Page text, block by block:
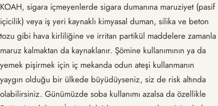
KOAH, sigara içmeyenlerde sigara dumanına maruziyet (pasif
içicilik) veya iş yeri kaynaklı kimyasal duman, silika ve beton
tozu gibi hava kirliliğine ve irritan partikül maddelere zamanla
maruz kalmaktan da kaynaklanır. Şömine kullanımının ya da
yemek pişirmek için iç mekanda odun ateşi kullanmanın
yaygın olduğu bir ülkede büyüdüyseniz, siz de risk altında
olabilirsiniz. Günümüzde soba kullanımı azalsa da özellikle